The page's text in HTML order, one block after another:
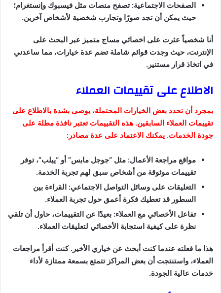
الصفحات الاجتماعية: تصفح منصات مثل فيسبوك وإنستغرام؛
حيث يمكن أن تجد صورًا وتجارب شخصية لأشخاص آخرين.
أنا شخصياً عثرت على اخصائي مساج متميز عبر البحث على
الإنترنت، حيث وجدت قوائم شاملة تضم عدة خيارات، مما ساعدني
في اتخاذ قرار مستنير.
الاطلاع على تقييمات العملاء
بمجرد أن تحدد بعض الخيارات المحتملة، يوصى بشدة بالاطلاع على
تقييمات العملاء السابقين. هذه التقييمات تعتبر نافذة مطلة على
جودة الخدمات. يمكنك الاعتماد على عدة مصادر:
مواقع مراجعة الأعمال: مثل “جوجل مابس” أو “ييلب”، توفر
تقييمات موثوقة من أشخاص سبق لهم تجربة الخدمة.
التعليقات على وسائل التواصل الاجتماعي: القراءة بين
السطور قد تعطيك فكرة أعمق حول تجربة العملاء.
تفاعل الأخصائي مع العملاء: بعيدًا عن التقييمات، حاول أن تلقي
نظرة على كيفية استجابة الأخصائي لتعليقات العملاء.
هذا ما فعلته عندما كنت أبحث عن خياري الأخير. كنت أقرأ مراجعات
العملاء، واستنتجت أن بعض المراكز تتمتع بسمعة ممتازة لأداء
خدمات عالية الجودة.